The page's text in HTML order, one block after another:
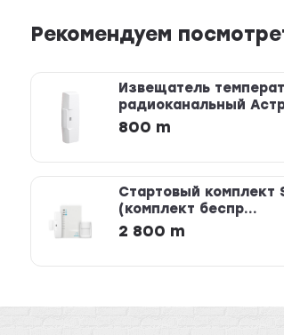
Рекомендуем
Извещатель
радиоканальный
800 m
Стартовый комплект
(комплект беспр...
2 800 m